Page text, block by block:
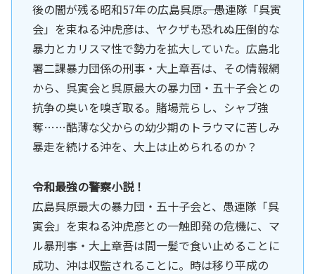
後の闇が残る昭和57年の広島呉原――。愚連隊「呉寅
会」を束ねる沖虎彦は、ヤクザも恐れぬ圧倒的な
暴力とカリスマ性で勢力を拡大していた。広島北
署二課暴力団係の刑事・大上章吾は、その情報網
から、呉寅会と呉原最大の暴力団・五十子会との
抗争の臭いを嗅ぎ取る。賭場荒らし、シャブ強
奪……酷薄な父からの幼少期のトラウマに苦しみ
暴走を続ける沖を、大上は止められるのか？
令和最強の警察小説！
広島呉原最大の暴力団・五十子会と、愚連隊「呉
寅会」を束ねる沖虎彦との一触即発の危機に、マ
ル暴刑事・大上章吾は間一髪で食い止めることに
成功、沖は収監されることに。時は移り平成の